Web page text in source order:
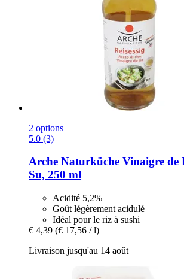
2 options
5.0 (3)
Arche Naturküche Vinaigre de
Su, 250 ml
Acidité 5,2%
Goût légèrement acidulé
Idéal pour le riz à sushi
€ 4,39 (€ 17,56 / l)
Livraison jusqu'au 14 août